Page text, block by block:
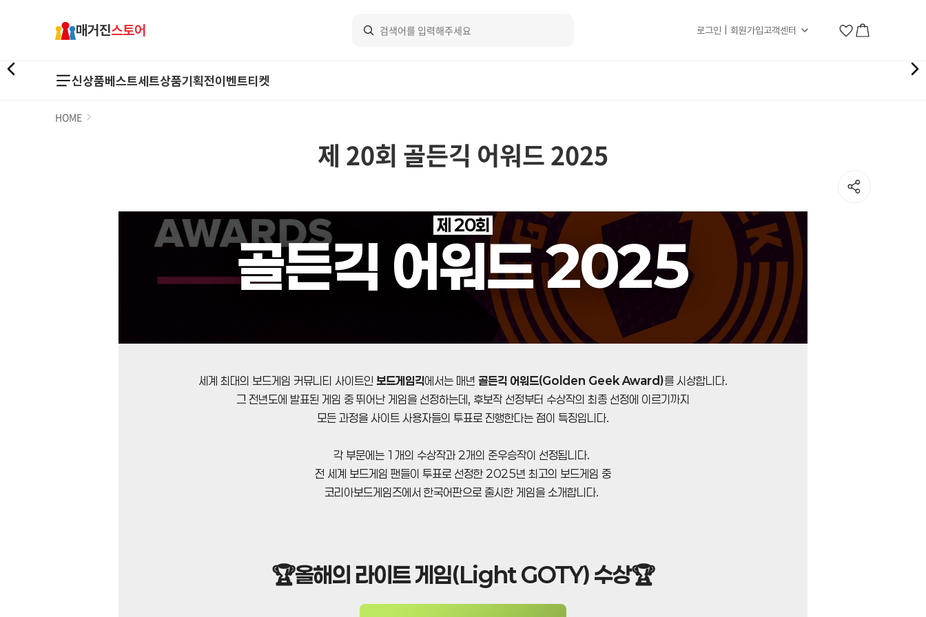
매거진스토어 로그인 | 회원가입고객센터
신상품베스트세트상품기획전이벤트티켓
HOME
제 20회 골든긱 어워드 2025
제 20회
골든긱 어워드 2025
세계 최대의 보드게임 커뮤니티 사이트인 보드게임긱에서는 매년 골든긱 어워드(Golden Geek Award)를 시상합니다.
그 전년도에 발표된 게임 중 뛰어난 게임을 선정하는데, 후보작 선정부터 수상작의 최종 선정에 이르기까지
모든 과정을 사이트 사용자들의 투표로 진행한다는 점이 특징입니다.
각 부문에는 1개의 수상작과 2개의 준우승작이 선정됩니다.
전 세계 보드게임 팬들이 투표로 선정한 2025년 최고의 보드게임 중
코리아보드게임즈에서 한국어판으로 출시한 게임을 소개합니다.
🏆올해의 라이트 게임(Light GOTY) 수상🏆